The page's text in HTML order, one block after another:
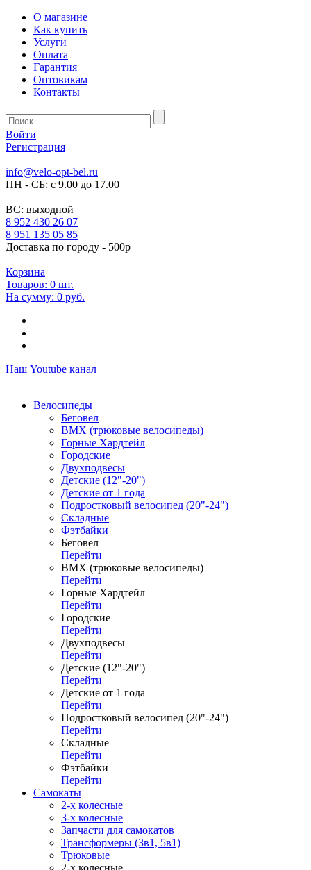
О магазине
Как купить
Услуги
Оплата
Гарантия
Оптовикам
Контакты
Войти
Регистрация
info@velo-opt-bel.ru
ПН - СБ: с 9.00 до 17.00
ВС: выходной
8 952 430 26 07
8 951 135 05 85
Доставка по городу - 500р
Корзина
Товаров: 0 шт.
На сумму: 0 руб.
Наш Youtube канал
Велосипеды
Беговел
ВМХ (трюковые велосипеды)
Горные Хардтейл
Городские
Двухподвесы
Детские (12"-20")
Детские от 1 года
Подростковый велосипед (20"-24")
Складные
Фэтбайки
Беговел
Перейти
ВМХ (трюковые велосипеды)
Перейти
Горные Хардтейл
Перейти
Городские
Перейти
Двухподвесы
Перейти
Детские (12"-20")
Перейти
Детские от 1 года
Перейти
Подростковый велосипед (20"-24")
Перейти
Складные
Перейти
Фэтбайки
Перейти
Самокаты
2-х колесные
3-х колесные
Запчасти для самокатов
Трансформеры (3в1, 5в1)
Трюковые
2-х колесные